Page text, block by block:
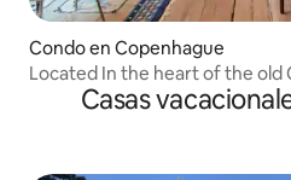
Condo en Copenhague
Located In the heart of the old
Casas